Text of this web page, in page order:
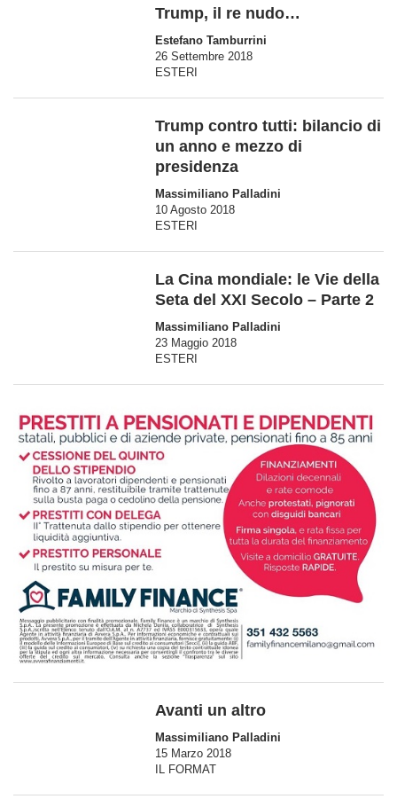
Trump, il re nudo…
Estefano Tamburrini
26 Settembre 2018
ESTERI
Trump contro tutti: bilancio di
un anno e mezzo di
presidenza
Massimiliano Palladini
10 Agosto 2018
ESTERI
La Cina mondiale: le Vie della
Seta del XXI Secolo – Parte 2
Massimiliano Palladini
23 Maggio 2018
ESTERI
Avanti un altro
Massimiliano Palladini
15 Marzo 2018
IL FORMAT